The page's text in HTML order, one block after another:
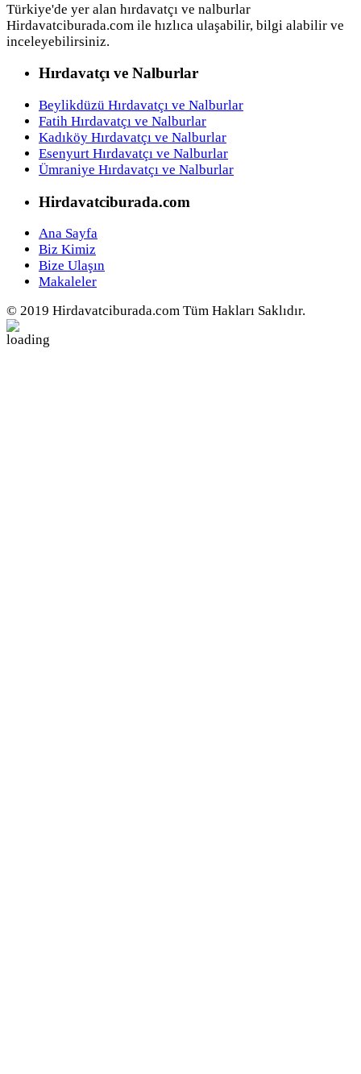
Türkiye'de yer alan hırdavatçı ve nalburlar
Hirdavatciburada.com ile hızlıca ulaşabilir, bilgi alabilir ve
inceleyebilirsiniz.
Hırdavatçı ve Nalburlar
Beylikdüzü Hırdavatçı ve Nalburlar
Fatih Hırdavatçı ve Nalburlar
Kadıköy Hırdavatçı ve Nalburlar
Esenyurt Hırdavatçı ve Nalburlar
Ümraniye Hırdavatçı ve Nalburlar
Hirdavatciburada.com
Ana Sayfa
Biz Kimiz
Bize Ulaşın
Makaleler
© 2019 Hirdavatciburada.com Tüm Hakları Saklıdır.